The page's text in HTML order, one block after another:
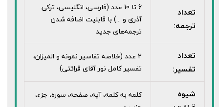
تعداد
ترجمه:
6 تا 10 عدد (فارسی، انگلیسی، ترکی
آذری و ...) با قابلیت اضافه شدن
ترجمه‌های جدید
تعداد
تفسیر:
2 عدد (خلاصه تفاسیر نمونه و المیزان،
تفسیر کامل نور آقای قرائتی)
شیوه
کلمه به کلمه، آیه، صفحه، سوره، جزء،